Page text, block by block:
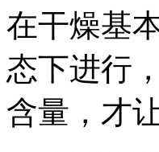
在干燥基
态下进行
含量，才